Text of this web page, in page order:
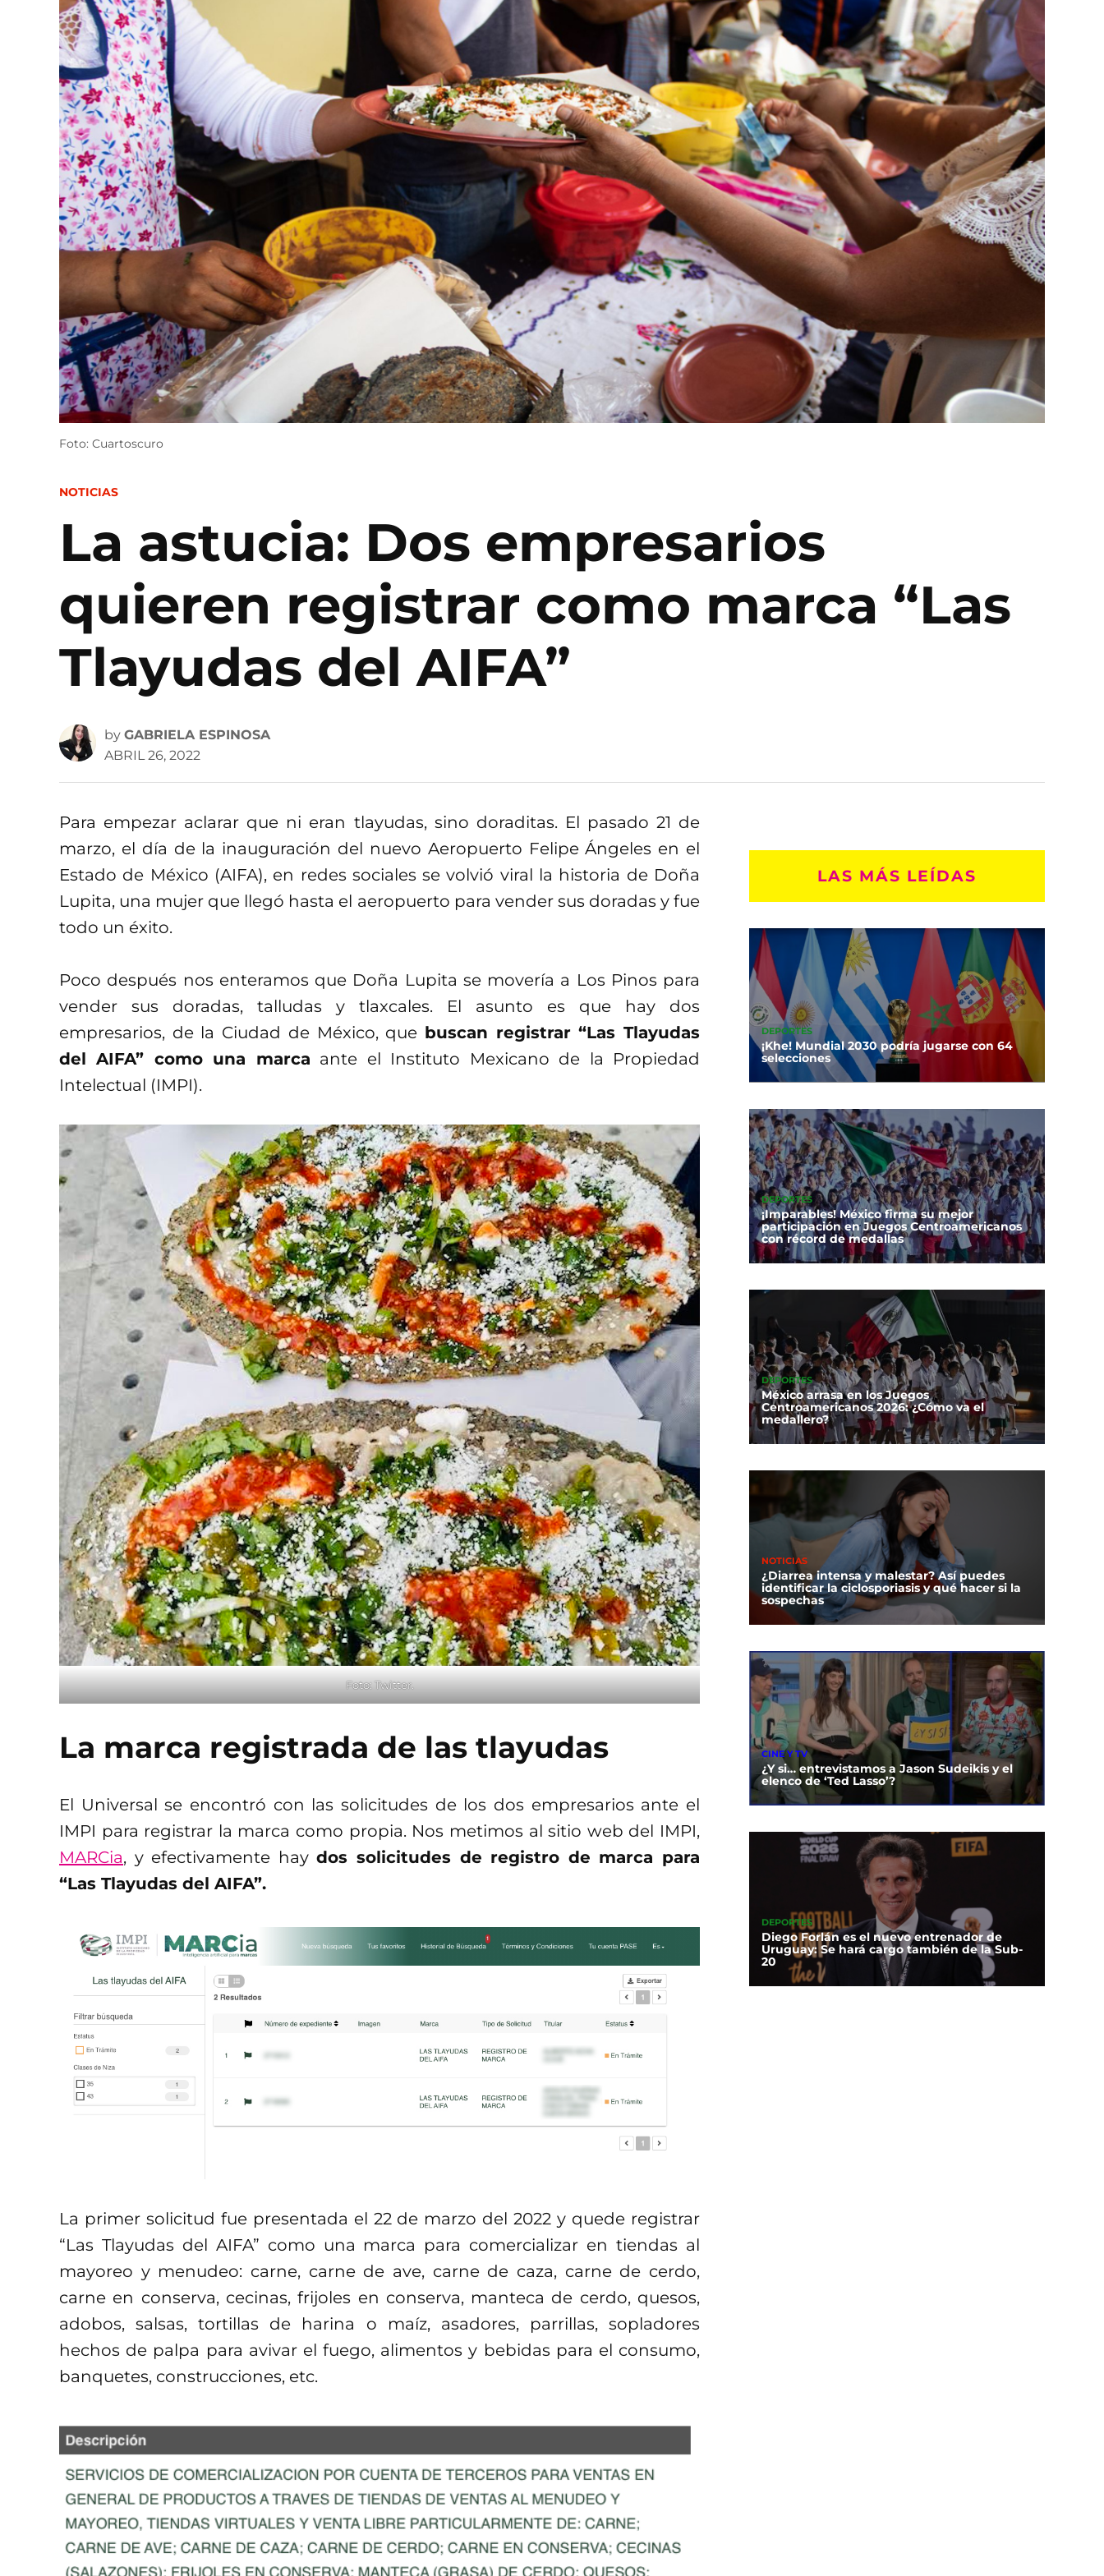
Foto: Cuartoscuro
POSTED
NOTICIAS
La astucia: Dos empresarios
quieren registrar como marca “Las
Tlayudas del AIFA”
by GABRIELA ESPINOSA
ABRIL 26, 2022
Para empezar aclarar que ni eran tlayudas, sino doraditas. El pasado 21 de
marzo, el día de la inauguración del nuevo Aeropuerto Felipe Ángeles en el
Estado de México (AIFA), en redes sociales se volvió viral la historia de Doña
Lupita, una mujer que llegó hasta el aeropuerto para vender sus doradas y fue
todo un éxito.
Poco después nos enteramos que Doña Lupita se movería a Los Pinos para
vender sus doradas, talludas y tlaxcales. El asunto es que hay dos
empresarios, de la Ciudad de México, que buscan registrar “Las Tlayudas
del AIFA” como una marca ante el Instituto Mexicano de la Propiedad
Intelectual (IMPI).
Foto: Twitter.
La marca registrada de las tlayudas
El Universal se encontró con las solicitudes de los dos empresarios ante el
IMPI para registrar la marca como propia. Nos metimos al sitio web del IMPI,
MARCia, y efectivamente haydos solicitudes de registro de marca para
“Las Tlayudas del AIFA”.
La primer solicitud fue presentada el 22 de marzo del 2022 y quede registrar
“Las Tlayudas del AIFA” como una marca para comercializar en tiendas al
mayoreo y menudeo: carne, carne de ave, carne de caza, carne de cerdo,
carne en conserva, cecinas, frijoles en conserva, manteca de cerdo, quesos,
adobos, salsas, tortillas de harina o maíz, asadores, parrillas, sopladores
hechos de palpa para avivar el fuego, alimentos y bebidas para el consumo,
banquetes, construcciones, etc.
LAS MÁS LEÍDAS
DEPORTES
¡Khe! Mundial 2030 podría jugarse con 64
selecciones
DEPORTES
¡Imparables! México firma su mejor
participación en Juegos Centroamericanos
con récord de medallas
DEPORTES
México arrasa en los Juegos
Centroamericanos 2026: ¿Cómo va el
medallero?
NOTICIAS
¿Diarrea intensa y malestar? Así puedes
identificar la ciclosporiasis y qué hacer si la
sospechas
CINE Y TV
¿Y si… entrevistamos a Jason Sudeikis y el
elenco de ‘Ted Lasso’?
DEPORTES
Diego Forlán es el nuevo entrenador de
Uruguay: Se hará cargo también de la Sub-
20